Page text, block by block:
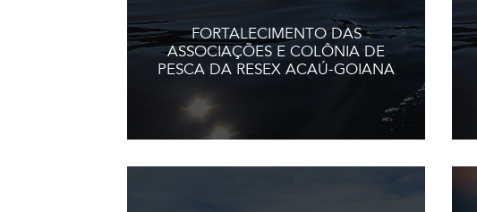
FORTALECIMENTO DAS
ASSOCIAÇÕES E COLÔNIA DE
PESCA DA RESEX ACAÚ-GOIANA